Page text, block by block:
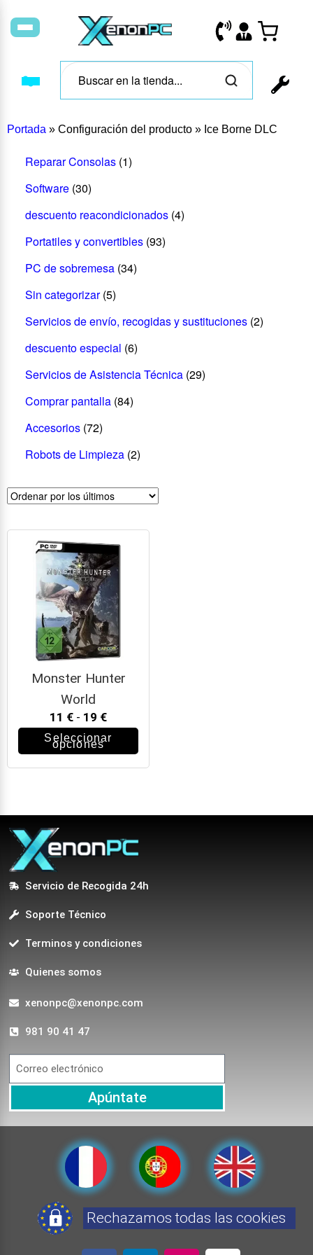
Portada » Configuración del producto » Ice Borne DLC
Reparar Consolas (1)
Software (30)
descuento reacondicionados (4)
Portatiles y convertibles (93)
PC de sobremesa (34)
Sin categorizar (5)
Servicios de envío, recogidas y sustituciones (2)
descuento especial (6)
Servicios de Asistencia Técnica (29)
Comprar pantalla (84)
Accesorios (72)
Robots de Limpieza (2)
Monster Hunter
World
11 € - 19 €
Seleccionar
opciones
Servicio de Recogida 24h
Soporte Técnico
Terminos y condiciones
Quienes somos
xenonpc@xenonpc.com
981 90 41 47
Apúntate
Rechazamos todas las cookies